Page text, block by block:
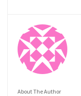
About The Author